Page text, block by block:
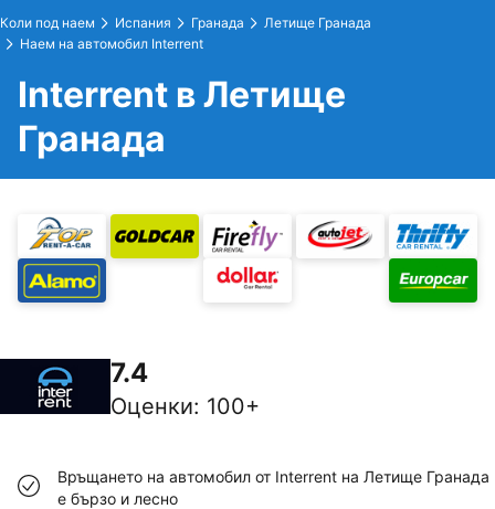
Коли под наем Испания Гранада
Летище Гранада
Наем на автомобил Interrent
Interrent в Летище
Гранада
7.4
Оценки: 100+
Връщането на автомобил от Interrent на Летище Гранада
е бързо и лесно